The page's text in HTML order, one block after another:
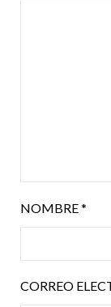
NOMBRE*
CORREO